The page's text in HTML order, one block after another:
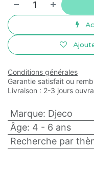
Conditions générales
Garantie satisfait ou
Livraison : 2-3 jours
Marque: Djeco
Âge: 4 - 6 ans
Recherche par